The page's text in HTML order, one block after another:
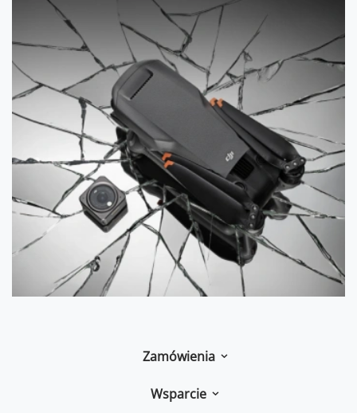
Zamówienia
Wsparcie